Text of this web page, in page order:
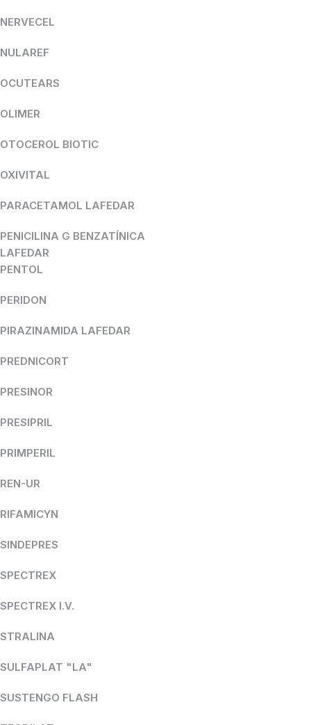
NERVECEL
NULAREF
OCUTEARS
OLIMER
OTOCEROL BIOTIC
OXIVITAL
PARACETAMOL LAFEDAR
PENICILINA G BENZATÍNICA
LAFEDAR
PENTOL
PERIDON
PIRAZINAMIDA LAFEDAR
PREDNICORT
PRESINOR
PRESIPRIL
PRIMPERIL
REN-UR
RIFAMICYN
SINDEPRES
SPECTREX
SPECTREX I.V.
STRALINA
SULFAPLAT "LA"
SUSTENGO FLASH